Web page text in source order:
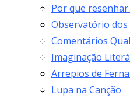
Por que resenhar
Observatório dos
Comentários
Imaginação
Arrepios de
Lupa na Canção